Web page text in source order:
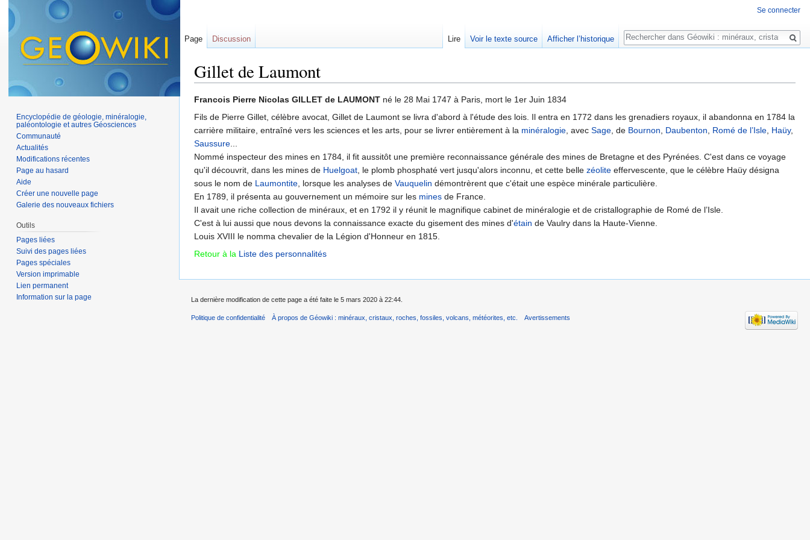
Gillet de Laumont
Francois Pierre Nicolas GILLET de LAUMONT né le 28 Mai 1747 à Paris, mort le 1er Juin 1834
Fils de Pierre Gillet, célèbre avocat, Gillet de Laumont se livra d'abord à l'étude des lois. Il entra en 1772 dans les grenadiers royaux, il abandonna en 1784 la
carrière militaire, entraîné vers les sciences et les arts, pour se livrer entièrement à la minéralogie, avec Sage, de Bournon, Daubenton, Romé de l’Isle, Haüy,
Saussure...
Nommé inspecteur des mines en 1784, il fit aussitôt une première reconnaissance générale des mines de Bretagne et des Pyrénées. C'est dans ce voyage
qu'il découvrit, dans les mines de Huelgoat, le plomb phosphaté vert jusqu'alors inconnu, et cette belle zéolite effervescente, que le célèbre Haüy désigna
sous le nom de Laumontite, lorsque les analyses de Vauquelin démontrèrent que c'était une espèce minérale particulière.
En 1789, il présenta au gouvernement un mémoire sur les mines de France.
Il avait une riche collection de minéraux, et en 1792 il y réunit le magnifique cabinet de minéralogie et de cristallographie de Romé de l’Isle.
C'est à lui aussi que nous devons la connaissance exacte du gisement des mines d'étain de Vaulry dans la Haute-Vienne.
Louis XVIII le nomma chevalier de la Légion d'Honneur en 1815.
Retour à la Liste des personnalités
Se connecter
Page Discussion Lire Voir le texte source Afficher l’historique
Rechercher
Encyclopédie de géologie, minéralogie,
paléontologie et autres Géosciences
Communauté
Actualités
Modifications récentes
Page au hasard
Aide
Créer une nouvelle page
Galerie des nouveaux fichiers
Outils
Pages liées
Suivi des pages liées
Pages spéciales
Version imprimable
Lien permanent
Information sur la page
La dernière modification de cette page a été faite le 5 mars 2020 à 22:44.
Politique de confidentialité À propos de Géowiki : minéraux, cristaux, roches, fossiles, volcans, météorites, etc. Avertissements